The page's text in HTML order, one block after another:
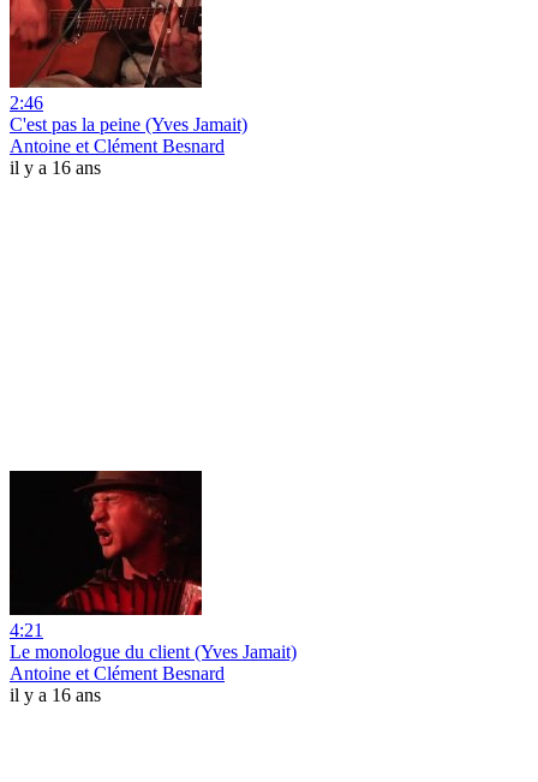
2:46
C'est pas la peine (Yves Jamait)
Antoine et Clément Besnard
il y a 16 ans
4:21
Le monologue du client (Yves Jamait)
Antoine et Clément Besnard
il y a 16 ans